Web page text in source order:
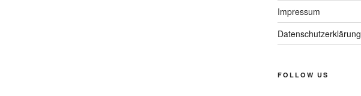
Impressum
Datenschutzerklärung
FOLLOW US